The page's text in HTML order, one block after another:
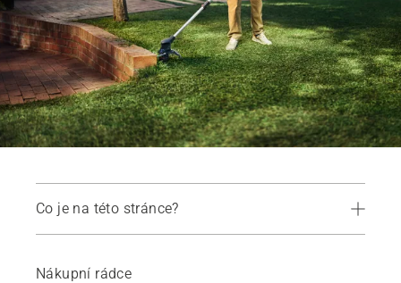
Co je na této stránce?
Nákupní rádce